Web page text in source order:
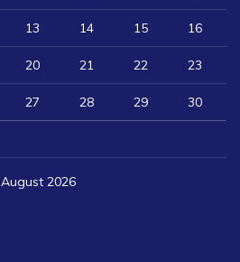
August 2026
13 14 15 16
20 21 22 23
27 28 29 30